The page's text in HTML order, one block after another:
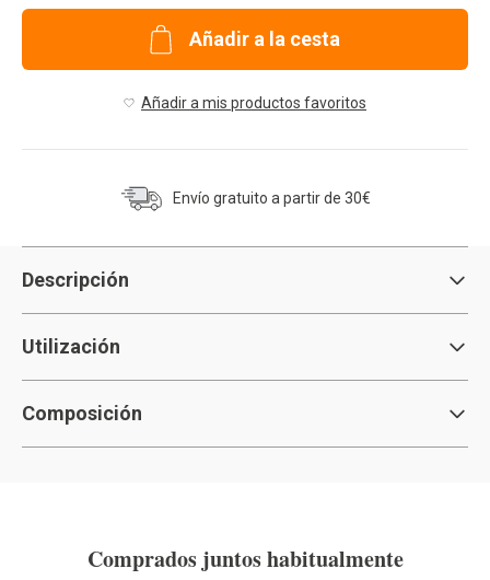
Añadir a la cesta
Añadir a mis productos favoritos
Envío gratuito a partir de 30€
Descripción
Utilización
Composición
Comprados juntos habitualmente